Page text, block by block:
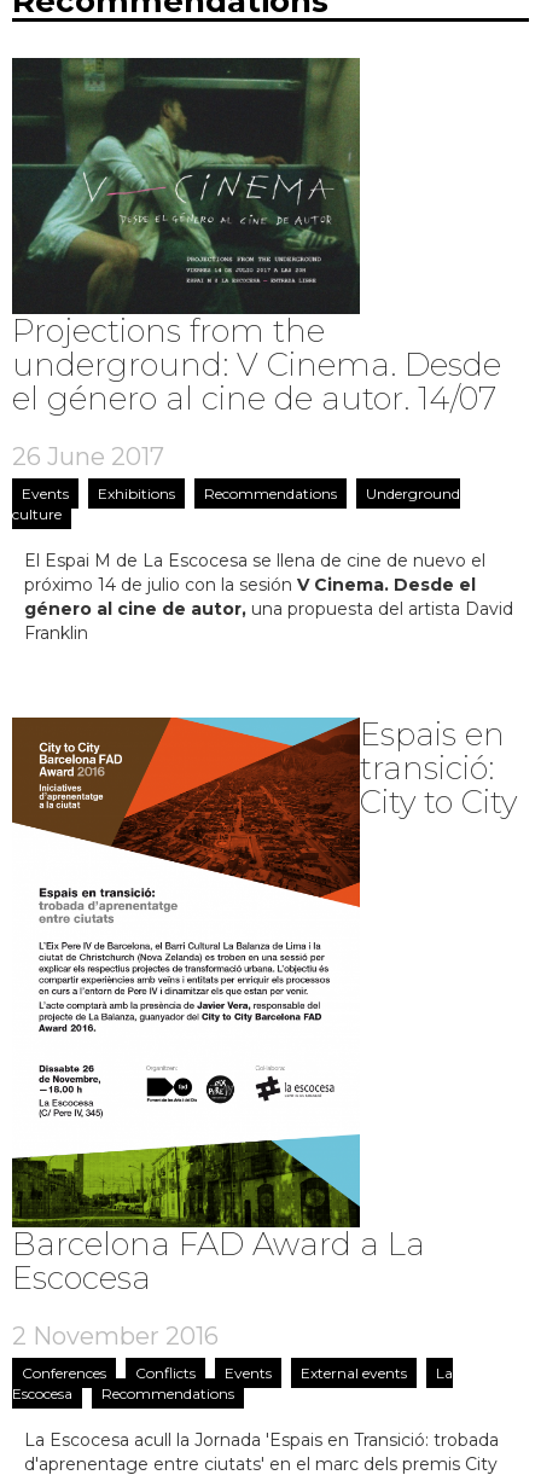
Projections from the
underground: V Cinema. Desde
el género al cine de autor. 14/07
26 June 2017
Events Exhibitions Recommendations
Underground
culture
El Espai M de La Escocesa se llena de cine de nuevo el
próximo 14 de julio con la sesión V Cinema. Desde el
género al cine de autor, una propuesta del artista David
Franklin
Espais en
transició:
City to City
Barcelona FAD Award a La
Escocesa
2 November 2016
Conferences Conflicts Events External events
La
Escocesa
Recommendations
La Escocesa acull la Jornada 'Espais en Transició: trobada
d'aprenentage entre ciutats' en el marc dels premis City